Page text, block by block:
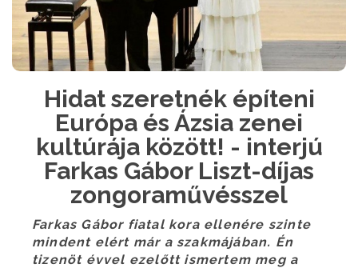
Hidat szeretnék építeni
Európa és Ázsia zenei
kultúrája között! - interjú
Farkas Gábor Liszt-díjas
zongoraművésszel
Farkas Gábor fiatal kora ellenére szinte
mindent elért már a szakmájában. Én
tizenöt évvel ezelőtt ismertem meg a